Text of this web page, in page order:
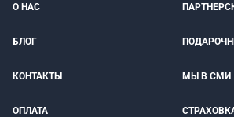
О НАС
БЛОГ
КОНТАКТЫ МЫ В СМИ
ОПЛАТА